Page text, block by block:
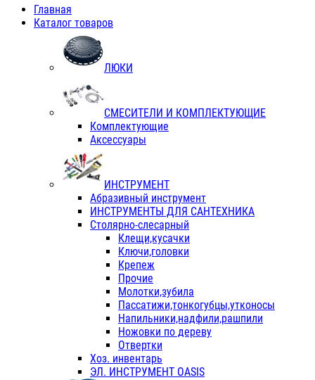
Главная
Каталог товаров
ЛЮКИ
СМЕСИТЕЛИ И КОМПЛЕКТУЮЩИЕ
Комплектующие
Аксессуары
ИНСТРУМЕНТ
Абразивный инструмент
ИНСТРУМЕНТЫ ДЛЯ САНТЕХНИКА
Столярно-слесарный
Клещи,кусачки
Ключи,головки
Крепеж
Прочие
Молотки,зубила
Пассатижи,тонкогубцы,утконосы
Напильники,надфили,рашпили
Ножовки по дереву
Отвертки
Хоз. инвентарь
ЭЛ. ИНСТРУМЕНТ OASIS